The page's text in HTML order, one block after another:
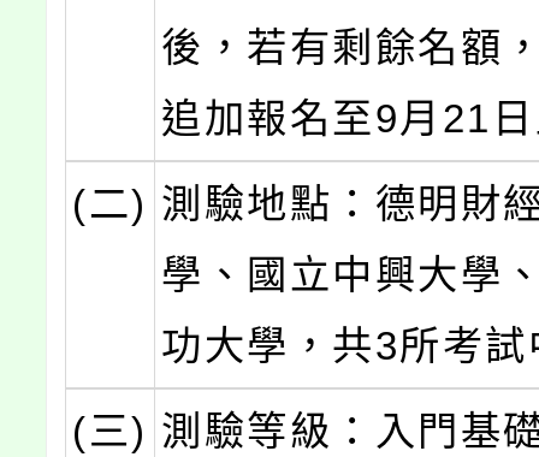
後，若有剩餘名額
追加報名至9月21
(二) 測驗地點：德明財
學、國立中興大學
功大學，共3所考
(三) 測驗等級：入門基